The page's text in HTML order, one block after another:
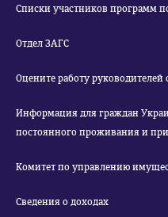
Списки участников программ
Отдел ЗАГС
Оцените работу
Информация для граждан
постоянного проживания и
Комитет по управлению
Сведения о доходах